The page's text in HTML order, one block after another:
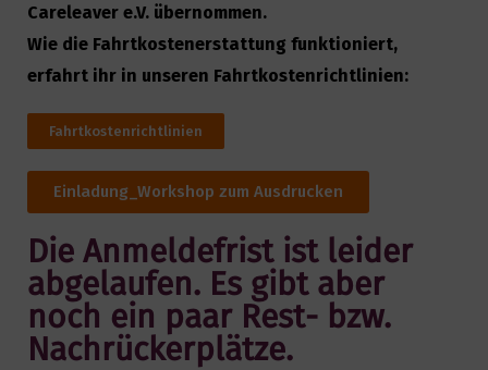
Careleaver e.V. übernommen.
Wie die Fahrtkostenerstattung funktioniert,
erfahrt ihr in unseren Fahrtkostenrichtlinien:
Fahrtkostenrichtlinien
Einladung_Workshop zum Ausdrucken
Die Anmeldefrist ist leider
abgelaufen. Es gibt aber
noch ein paar Rest- bzw.
Nachrückerplätze.